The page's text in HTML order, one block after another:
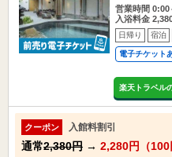
営業時間 0:00
入浴料金
日帰り 宿泊
電子チケット
楽天トラベル
クーポン 入館料割引
通常2,380円 → 2,280円（100